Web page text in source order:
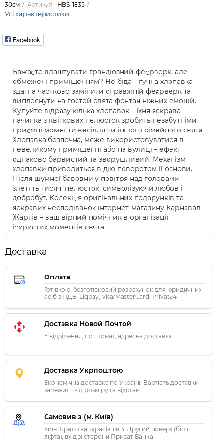
30см
Артикул HBS-1835
Усі характеристики
Facebook
Бажаєте влаштувати грандіозний феєрверк, але
обмежені приміщенням? Не біда – гучна хлопавка
здатна частково замінити справжній феєрверк та
виплеснути на гостей свята фонтан ніжних емоцій.
Купуйте відразу кілька хлопавок – їхня яскрава
начинка з квіткових пелюсток зробить незабутніми
приємні моменти весілля чи іншого сімейного свята.
Хлопавка безпечна, може використовуватися в
невеликому приміщенні або на вулиці – ефект
однаково барвистий та зворушливий. Механізм
хлопавки приводиться в дію поворотом її основи.
Після шумної бавовни у повітря над головами
злетять тисячі пелюсток, символізуючи любов і
добробут. Колекція оригінальних подарунків та
яскравих несподіванок інтернет-магазину Карнавал
Жартів – ваш вірний помічник в організації
іскристих моментів свята.
Доставка
Оплата
Готівкою, безготівковий розрахунок для юридичних
осіб з ПДВ, Liqpay, Visa/MasterCard, Privat24
Доставка Новой Почтой
У відділення, поштомат, адресна доставка
Доставка Укрпоштою
Економічна доставка по Україні. Вартість доставки
залежить від розміру та відстані.
Самовивіз (м. Київ)
Київ. Братства тарасівців 3. Другий поверх (біля
ліфта), вхід зі сторони Приват Банка